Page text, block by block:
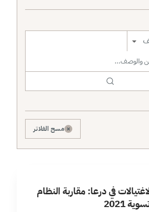
× مسح الفلاتر
في درعا: مقاربة النظام
2021